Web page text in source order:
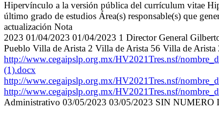
Hipervínculo a la versión pública del currículum vitae
último grado de estudios Área(s) responsable(s) que
actualización Nota
2023 01/04/2023 01/04/2023 1 Director General
Pueblo Villa de Arista 2 Villa de Arista 56 Villa de
http://www.cegaipslp.org.mx/HV2021Tres.nsf/
(1).docx
http://www.cegaipslp.org.mx/HV2021Tres.nsf/
http://www.cegaipslp.org.mx/HV2021Tres.nsf/
Administrativo 03/05/2023 03/05/2023 SIN